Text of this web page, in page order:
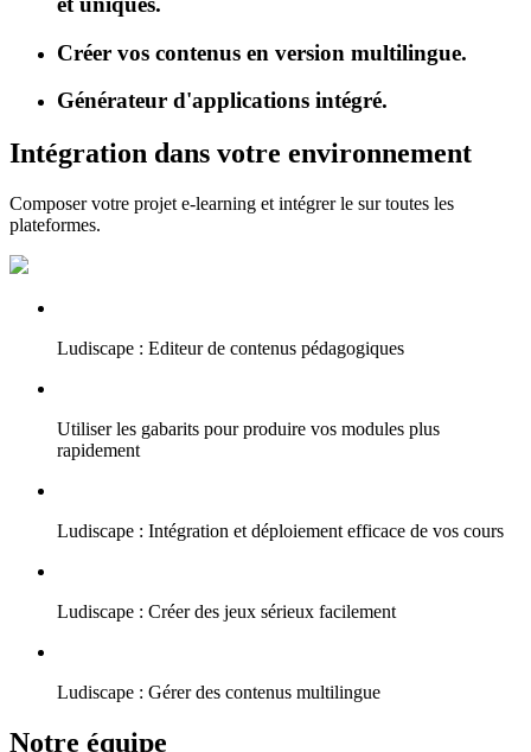
Créer vos contenus en version multilingue.
Générateur d'applications intégré.
Intégration dans votre environnement
Composer votre projet e-learning et intégrer le sur toutes les
plateformes.
Ludiscape : Editeur de contenus pédagogiques
Utiliser les gabarits pour produire vos modules plus
rapidement
Ludiscape : Intégration et déploiement efficace de vos cours
Ludiscape : Créer des jeux sérieux facilement
Ludiscape : Gérer des contenus multilingue
Notre équipe